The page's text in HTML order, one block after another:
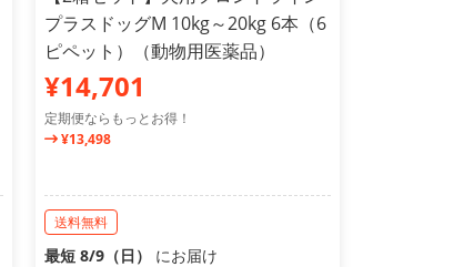
プラスドッグM 10kg～20kg 6本（6
ピペット）（動物用医薬品）
¥14,701
定期便ならもっとお得！
¥13,498
送料無料
最短 8/9（日） にお届け